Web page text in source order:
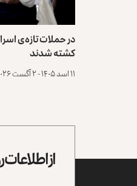
در حملات تاز‌ه‌ی
کشته شدند
۱۱ اسد ۱۴۰۵ - ۲ آگست ۲۰۲۶
از